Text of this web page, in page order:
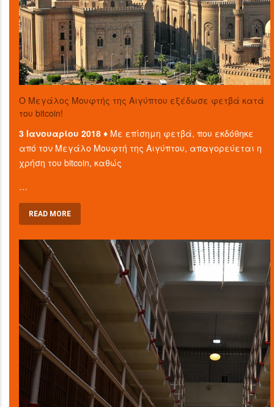
O Μεγάλος Μουφτής της Αιγύπτου εξέδωσε φετβά κατά
του bitcoin!
3 Ιανουαρίου 2018 ♦ Με επίσημη φετβά, που εκδόθηκε
από τον Μεγάλο Μουφτή της Αιγύπτου, απαγορεύεται η
χρήση του bitcoin, καθώς
…
READ MORE